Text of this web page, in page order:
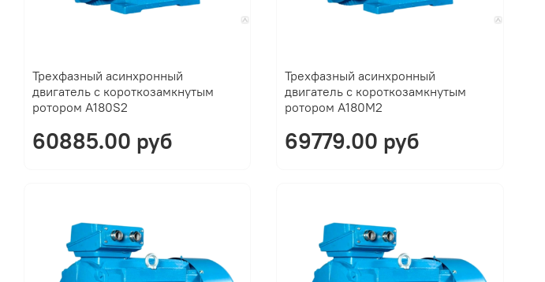
Трехфазный асинхронный
двигатель с короткозамкнутым
ротором A180S2
60885.00 руб
Трехфазный асинхронный
двигатель с короткозамкнутым
ротором A180M2
69779.00 руб